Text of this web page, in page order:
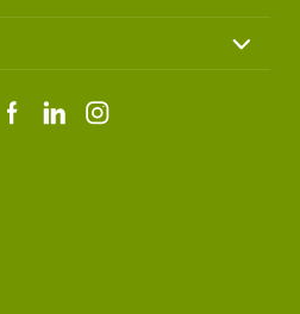
FacebookLinkedInInstagram